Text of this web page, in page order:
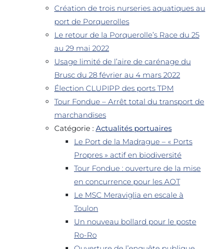
Création de trois nurseries aquatiques au
port de Porquerolles
Le retour de la Porquerolle’s Race du 25
au 29 mai 2022
Usage limité de l’aire de carénage du
Brusc du 28 février au 4 mars 2022
Élection CLUPIPP des ports TPM
Tour Fondue – Arrêt total du transport de
marchandises
Catégorie : Actualités portuaires
Le Port de la Madrague – « Ports
Propres » actif en biodiversité
Tour Fondue : ouverture de la mise
en concurrence pour les AOT
Le MSC Meraviglia en escale à
Toulon
Un nouveau bollard pour le poste
Ro-Ro